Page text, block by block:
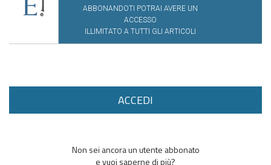
ABBONANDOTI POTRAI AVERE UN
ACCESSO
ILLIMITATO A TUTTI GLI ARTICOLI
ACCEDI
Non sei ancora un utente abbonato
e vuoi saperne di più?